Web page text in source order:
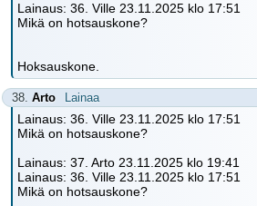
Lainaus: 36. Ville 23.11.2025 klo 17:51
Mikä on hotsauskone?
Hoksauskone.
38. Arto Lainaa
Lainaus: 36. Ville 23.11.2025 klo 17:51
Mikä on hotsauskone?
Lainaus: 37. Arto 23.11.2025 klo 19:41
Lainaus: 36. Ville 23.11.2025 klo 17:51
Mikä on hotsauskone?